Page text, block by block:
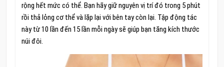
rộng hết mức có thể. Bạn hãy giữ nguyên vị trí đó trong 5 phút
rồi thả lỏng cơ thể và lặp lại với bên tay còn lại. Tập động tác
này từ 10 lần đến 15 lần mỗi ngày sẽ giúp bạn tăng kích thước
núi đôi.